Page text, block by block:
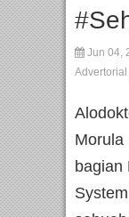
Jun 04,
Advertorial
Morula
bagian